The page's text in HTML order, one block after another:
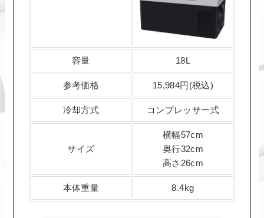
容量 18L
参考価格 15,984円(税込)
冷却方式 コンプレッサー式
サイズ
横幅57cm
奥行32cm
高さ26cm
本体重量 8.4kg